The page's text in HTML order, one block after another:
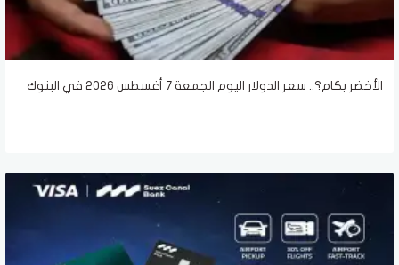
الأخضر بكام؟.. سعر الدولار اليوم الجمعة 7 أغسطس 2026 في البنوك